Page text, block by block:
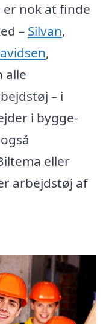
nok at finde
– Silvan,
,
alle
– i
i bygge-
eller
arbejdstøj af